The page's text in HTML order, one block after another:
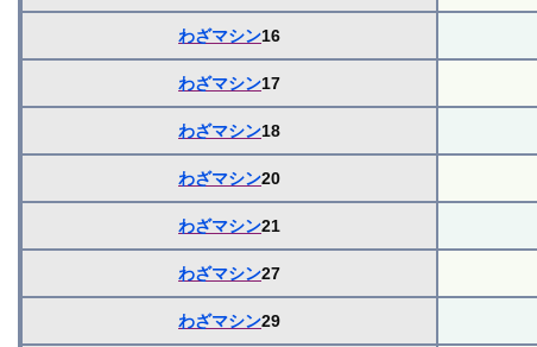
わざマシン16
わざマシン17
わざマシン18
わざマシン20
わざマシン21
わざマシン27
わざマシン29